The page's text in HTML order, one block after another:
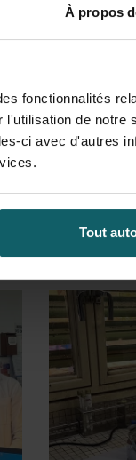
À propos
fonctionnalités
de notre
ci avec d'autres
Tout
le projet SIMBLE,
sub-saharienne
projet